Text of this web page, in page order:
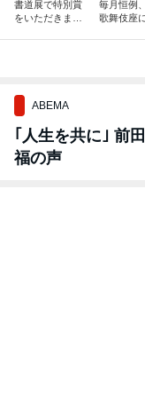
書道展で特別賞
をいただきまし
毎月恒例
歌舞伎座
ABEMA
｢人生を共に｣ 前
福の声